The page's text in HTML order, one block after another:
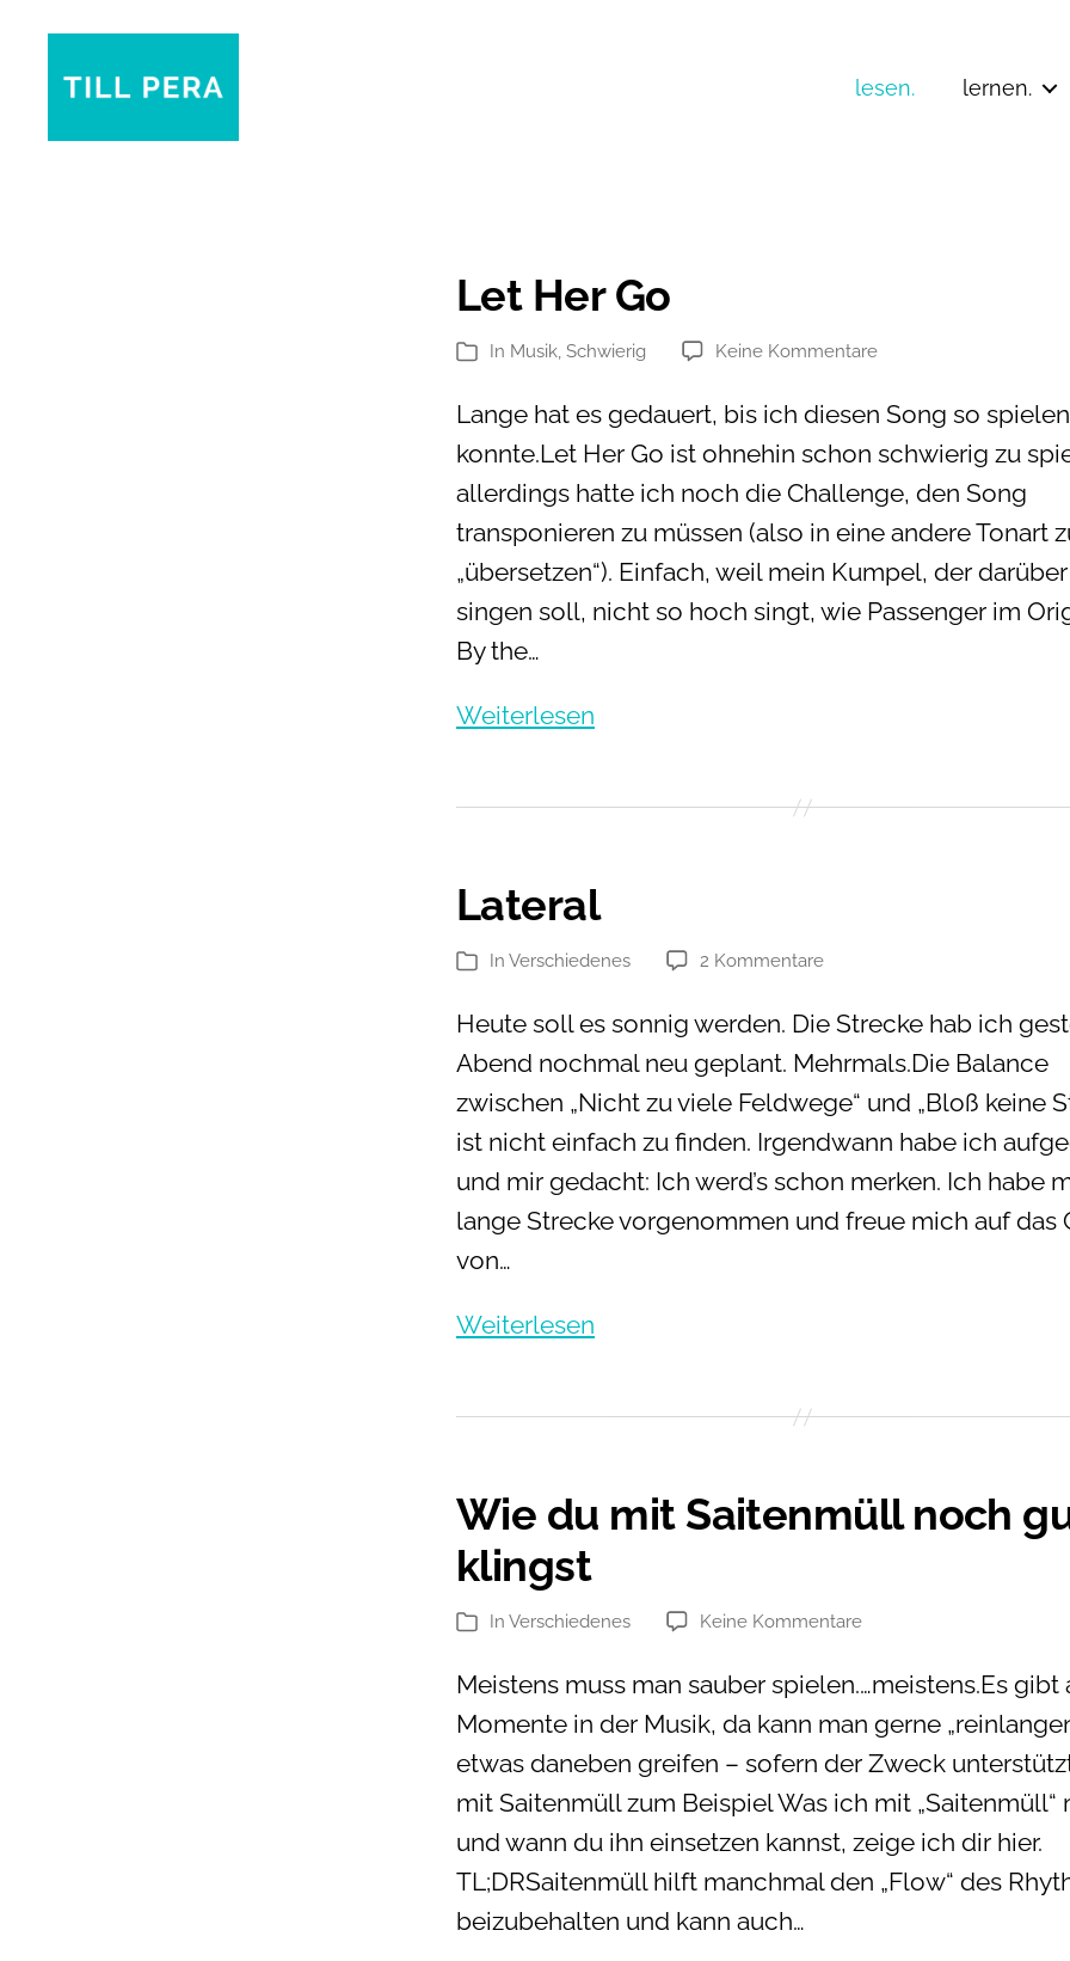
lesen. lernen.
Let Her Go
Kategorien
In Musik, Schwierig Keine Kommentarezu
Her
Go
Lange hat es gedauert, bis ich diesen Song so spielen
konnte.Let Her Go ist ohnehin schon schwierig zu
allerdings hatte ich noch die Challenge, den Song
transponieren zu müssen (also in eine andere Tonart
„übersetzen“). Einfach, weil mein Kumpel, der darüber
singen soll, nicht so hoch singt, wie Passenger im
By the…
Weiterlesen
Lateral
Kategorien
In Verschiedenes 2 Kommentarezu
Heute soll es sonnig werden. Die Strecke hab ich
Abend nochmal neu geplant. Mehrmals.Die Balance
zwischen „Nicht zu viele Feldwege“ und „Bloß keine
ist nicht einfach zu finden. Irgendwann habe ich
und mir gedacht: Ich werd’s schon merken. Ich habe
lange Strecke vorgenommen und freue mich auf das
von…
Weiterlesen
Wie du mit Saitenmüll noch
klingst
Kategorien
In Verschiedenes Keine Kommentarezu
mit
Saitenmüll
noch
gut
klingst
Meistens muss man sauber spielen.…meistens.Es gibt
Momente in der Musik, da kann man gerne
etwas daneben greifen – sofern der Zweck
mit Saitenmüll zum Beispiel Was ich mit „Saitenmüll“
und wann du ihn einsetzen kannst, zeige ich dir hier.
TL;DRSaitenmüll hilft manchmal den „Flow“ des
beizubehalten und kann auch…